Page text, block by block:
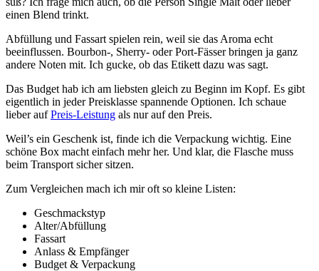
einen Blend trinkt.
Abfüllung und Fassart spielen rein, weil sie das Aroma echt
beeinflussen. Bourbon-, Sherry- oder Port-Fässer bringen ja ganz
andere Noten mit. Ich gucke, ob das Etikett dazu was sagt.
Das Budget hab ich am liebsten gleich zu Beginn im Kopf. Es gibt
eigentlich in jeder Preisklasse spannende Optionen. Ich schaue
lieber aufPreis-Leistung als nur auf den Preis.
Weil’s ein Geschenk ist, finde ich die Verpackung wichtig. Eine
schöne Box macht einfach mehr her. Und klar, die Flasche muss
beim Transport sicher sitzen.
Zum Vergleichen mach ich mir oft so kleine Listen:
Geschmackstyp
Alter/Abfüllung
Fassart
Anlass & Empfänger
Budget & Verpackung